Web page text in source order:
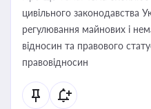
цивільного законодавства
регулювання майнових і
відносин та правового
правовідносин